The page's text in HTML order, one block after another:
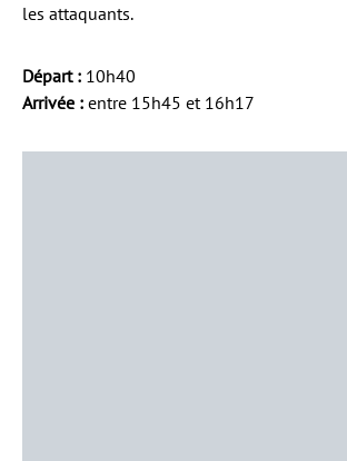
les attaquants.
Départ : 10h40
Arrivée : entre 15h45 et 16h17